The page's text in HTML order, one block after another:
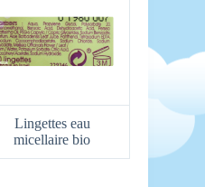
Lingettes eau
micellaire bio